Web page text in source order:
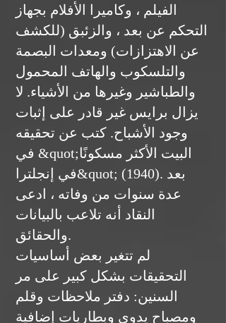
الفيلم ، وكاميرا الأفلام بجهاز
التحكم عن بعد ، والزئبق (للكشف
عن الاهتزازات) ومعدات البصمة
والتلسكوب والهاتف المحمول
والطباشير وغيرها من الأشياء. لا
يزال برايس غير قادر على إثبات
وجود الأشباح. كتب عن تحقيقه
في &quot;البيت الأكثر مسكونًا
في إنجلترا&quot; (1940). بعد
عدة سنوات من وفاته ، ادعى
النقاد أنه تلاعب بالبيانات
والحقائق.
لم تتغير بعض أساسيات
التحقيقات بشكل كبير على مر
السنين: دفتر ملاحظات وقلم
ومصباح يدوي وبطاريات إضافية